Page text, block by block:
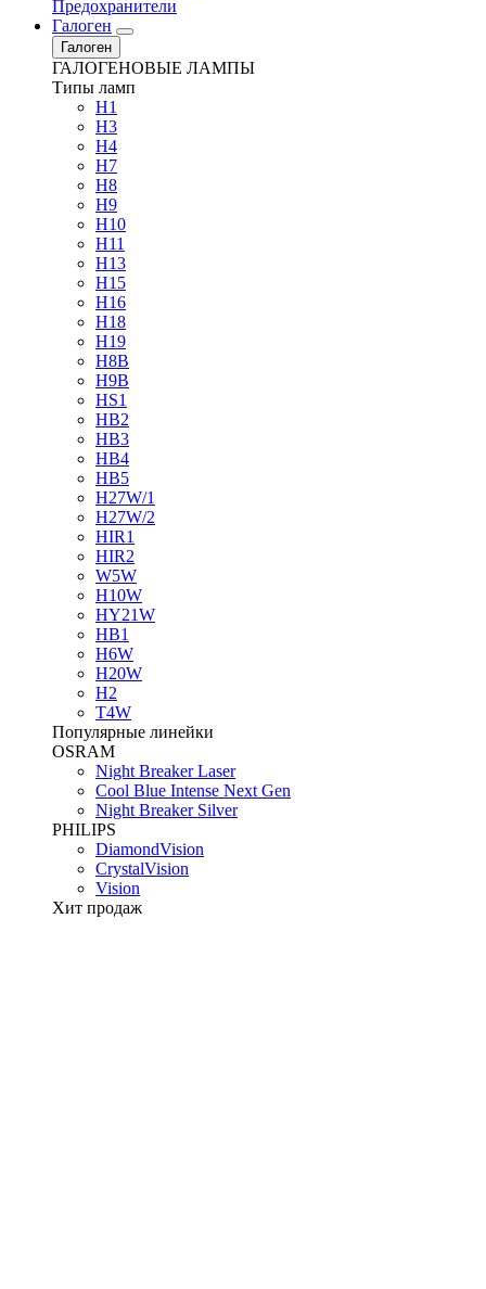
Предохранители
Галоген
Галоген
ГАЛОГЕНОВЫЕ ЛАМПЫ
Типы ламп
H1
H3
H4
H7
H8
H9
H10
H11
H13
H15
H16
H18
H19
H8B
H9B
HS1
HB2
HB3
HB4
HB5
H27W/1
H27W/2
HIR1
HIR2
W5W
H10W
HY21W
HB1
H6W
H20W
H2
T4W
Популярные линейки
OSRAM
Night Breaker Laser
Cool Blue Intense Next Gen
Night Breaker Silver
PHILIPS
DiamondVision
CrystalVision
Vision
Хит продаж